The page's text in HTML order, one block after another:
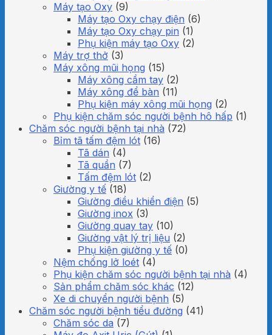
Máy tạo Oxy (9)
Máy tạo Oxy chạy điện (6)
Máy tạo Oxy chạy pin (1)
Phụ kiện máy tạo Oxy (2)
Máy trợ thở (3)
Máy xông mũi họng (15)
Máy xông cầm tay (2)
Máy xông để bàn (11)
Phụ kiện máy xông mũi họng (2)
Phụ kiện chăm sóc người bệnh hô hấp (1)
Chăm sóc người bệnh tại nhà (72)
Bỉm tã tấm đệm lót (16)
Tã dán (4)
Tã quần (7)
Tấm đệm lót (2)
Giường y tế (18)
Giường điều khiển điện (5)
Giường inox (3)
Giường quay tay (10)
Giường vật lý trị liệu (2)
Phụ kiện giường y tế (0)
Nệm chống lở loét (4)
Phụ kiện chăm sóc người bệnh tại nhà (4)
Sản phẩm chăm sóc khác (12)
Xe di chuyển người bệnh (5)
Chăm sóc người bệnh tiểu đường (41)
Chăm sóc da (7)